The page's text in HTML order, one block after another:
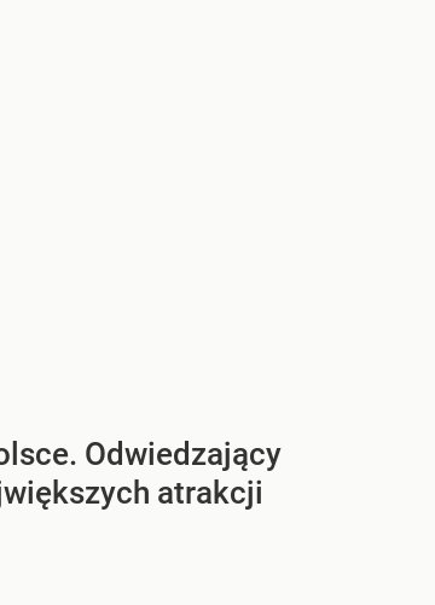
Odwiedzający
atrakcji